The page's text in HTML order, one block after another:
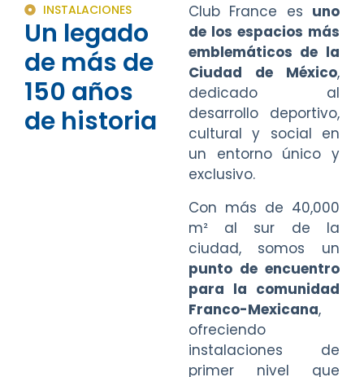
INSTALACIONES
Un legado
de más de
150 años
de historia
Club France es uno
de los espacios más
emblemáticos de la
Ciudad de México,
dedicado al
desarrollo deportivo,
cultural y social en
un entorno único y
exclusivo.
Con más de 40,000
m² al sur de la
ciudad, somos un
punto de encuentro
para la comunidad
Franco-Mexicana,
ofreciendo
instalaciones de
primer nivel que